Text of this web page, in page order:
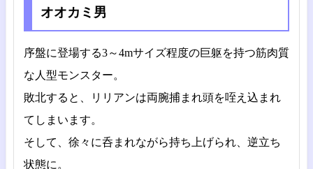
オオカミ男
序盤に登場する3～4mサイズ程度の巨躯を持つ筋肉質
な人型モンスター。
敗北すると、リリアンは両腕捕まれ頭を咥え込まれ
てしまいます。
そして、徐々に呑まれながら持ち上げられ、逆立ち
状態に。